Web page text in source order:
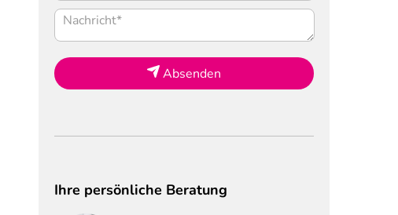
Absenden
Ihre persönliche Beratung